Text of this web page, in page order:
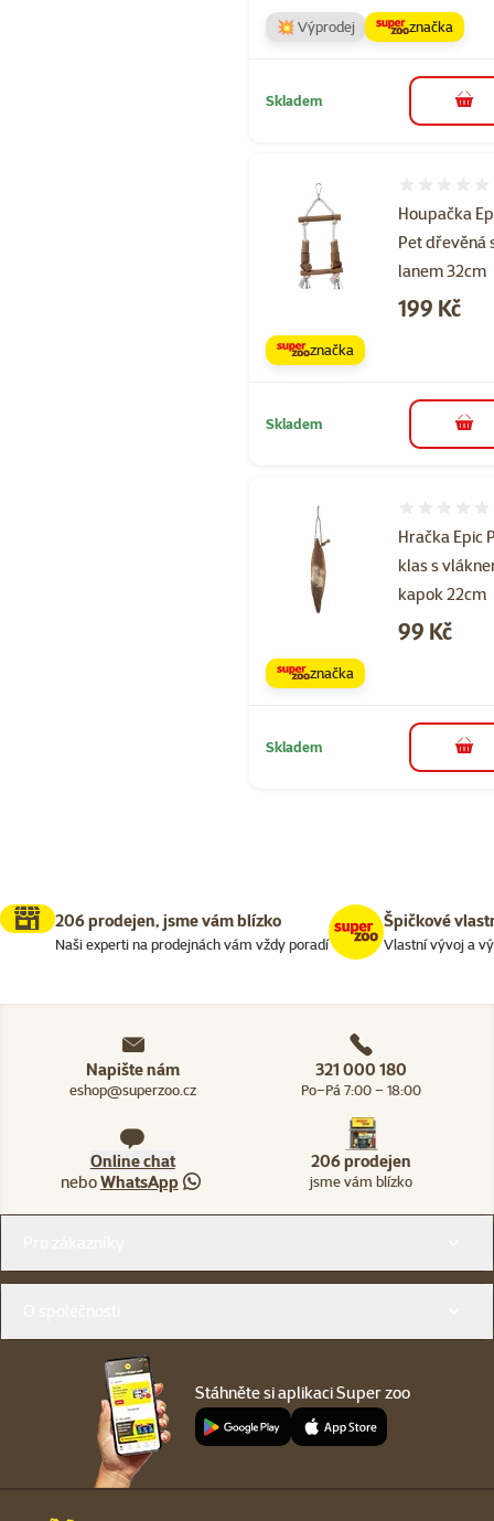
💥 Výprodej značka
Skladem do
Houpačka
Pet dřevěná
lanem 32cm
Cena
199 Kč
značka
Skladem do
Hračka Epic
klas s
kapok 22cm
Cena
99 Kč
značka
Skladem do
206 prodejen, jsme vám blízko
Naši experti na prodejnách vám vždy poradí
Špičkové
Vlastní vývoj a
Napište nám
eshop@superzoo.cz
321 000 180
Po–Pá 7:00 – 18:00
Online chat
neboWhatsApp
206 prodejen
jsme vám blízko
Stáhněte si aplikaci Super zoo